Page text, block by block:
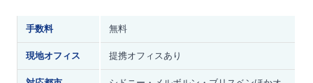
手数料 無料
現地オフィス 提携オフィスあり